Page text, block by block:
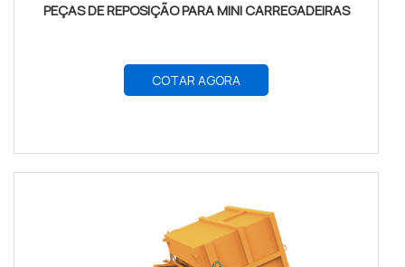
PEÇAS DE REPOSIÇÃO PARA MINI CARREGADEIRAS
COTAR AGORA